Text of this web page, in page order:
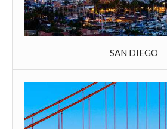
SAN DIEGO